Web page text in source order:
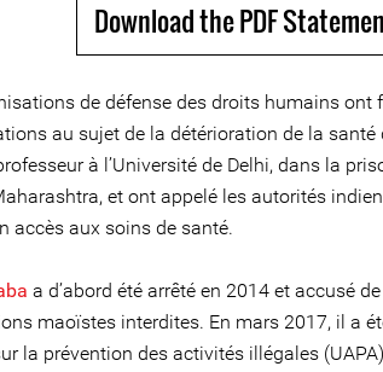
Download the PDF
de défense des droits humains ont
au sujet de la détérioration de la santé
à l’Université de Delhi, dans la
et ont appelé les autorités
accès aux soins de santé.
a d’abord été arrêté en 2014 et accusé
maoïstes interdites. En mars 2017, il a
la prévention des activités illégales